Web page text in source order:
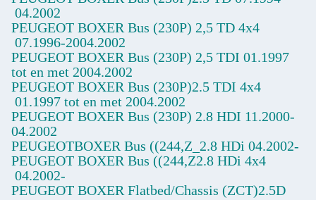
04.2002
PEUGEOT BOXER Bus (230P) 2,5 TD 4x4
07.1996-2004.2002
PEUGEOT BOXER Bus (230P) 2,5 TDI 01.1997
tot en met 2004.2002
PEUGEOT BOXER Bus (230P)2.5 TDI 4x4
01.1997 tot en met 2004.2002
PEUGEOT BOXER Bus (230P) 2.8 HDI 11.2000-
04.2002
PEUGEOTBOXER Bus ((244,Z_2.8 HDi 04.2002-
PEUGEOT BOXER Bus ((244,Z2.8 HDi 4x4
04.2002-
PEUGEOT BOXER Flatbed/Chassis (ZCT)2.5D